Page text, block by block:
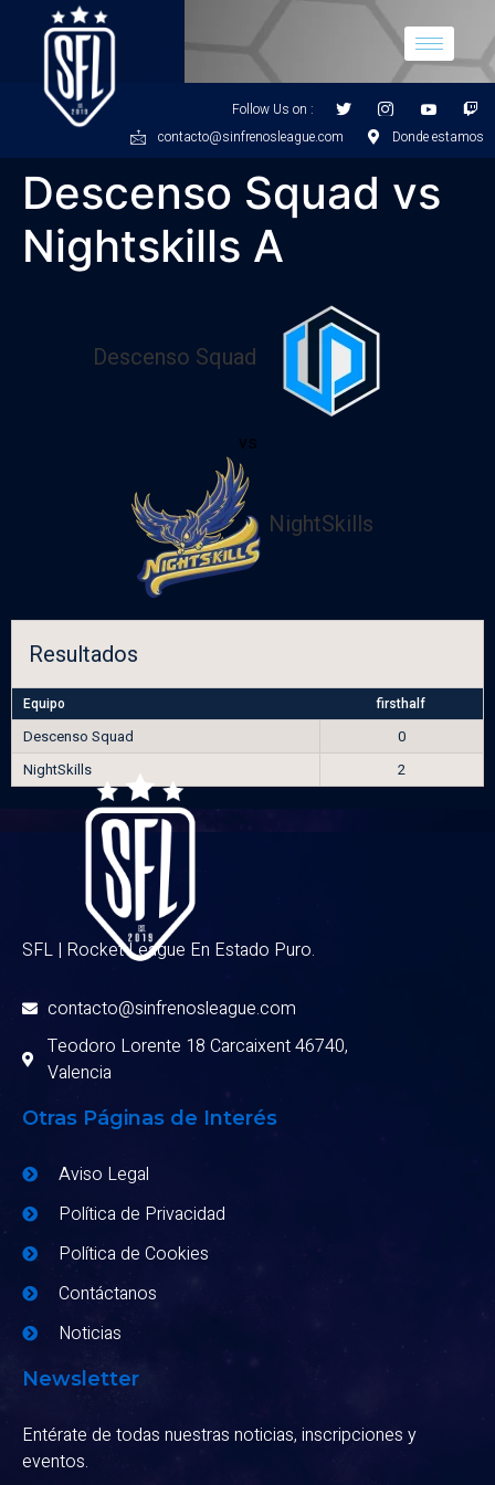
Follow Us on :
contacto@sinfrenosleague.com
Donde estamos
Descenso Squad vs
Nightskills A
Descenso Squad
vs
NightSkills
Resultados
Equipo firsthalf
Descenso Squad
0
NightSkills
2
SFL | Rocket League En Estado Puro.
contacto@sinfrenosleague.com
Teodoro Lorente 18 Carcaixent 46740,
Valencia
Otras Páginas de Interés
Aviso Legal
Política de Privacidad
Política de Cookies
Contáctanos
Noticias
Newsletter
Entérate de todas nuestras noticias, inscripciones y
eventos.